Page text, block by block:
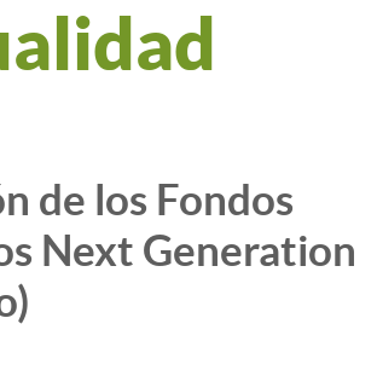
de los Fondos
Next Generation